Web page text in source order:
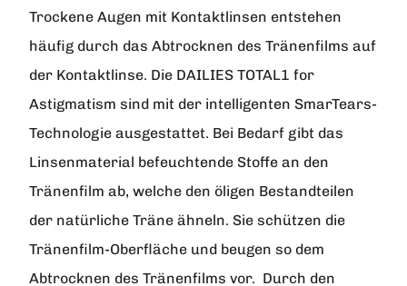
Trockene Augen mit Kontaktlinsen entstehen
häufig durch das Abtrocknen des Tränenfilms auf
der Kontaktlinse. Die DAILIES TOTAL1 for
Astigmatism sind mit der intelligenten SmarTears-
Technologie ausgestattet. Bei Bedarf gibt das
Linsenmaterial befeuchtende Stoffe an den
Tränenfilm ab, welche den öligen Bestandteilen
der natürliche Träne ähneln. Sie schützen die
Tränenfilm-Oberfläche und beugen so dem
Abtrocknen des Tränenfilms vor. Durch den